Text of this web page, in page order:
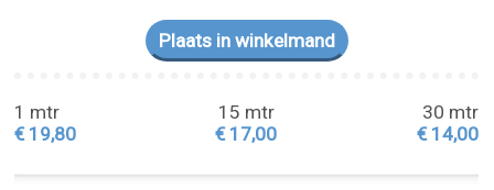
1 mtr
€ 19,80
15 mtr
€ 17,00
30 mtr
€ 14,00